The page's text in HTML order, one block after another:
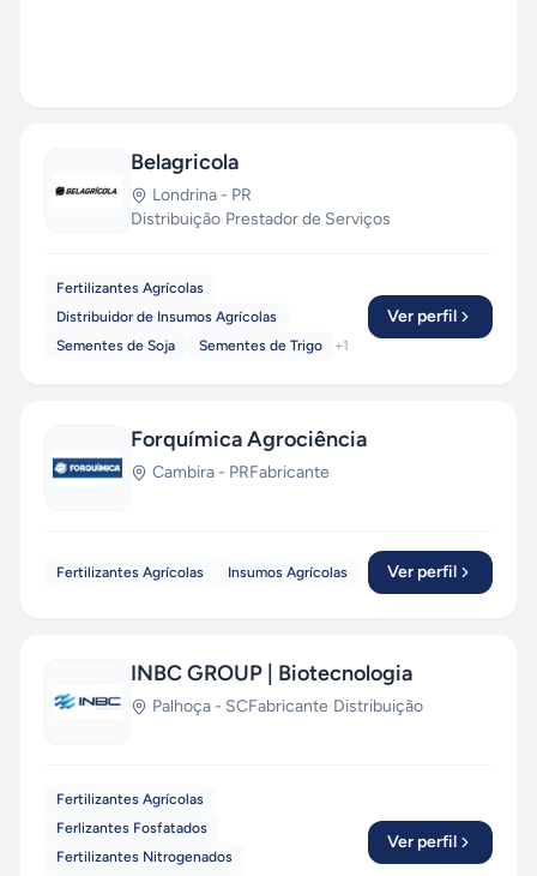
Belagricola
Londrina - PR
Distribuição·Prestador de Serviços
Fertilizantes Agrícolas
Distribuidor de Insumos Agrícolas
Sementes de Soja
Sementes de Trigo +1
Ver perfil
Forquímica Agrociência
Cambira - PRFabricante
Fertilizantes Agrícolas Insumos Agrícolas Ver perfil
INBC GROUP | Biotecnologia
Palhoça - SCFabricante·Distribuição
Fertilizantes Agrícolas
Ferlizantes Fosfatados
Fertilizantes Nitrogenados
Ver perfil